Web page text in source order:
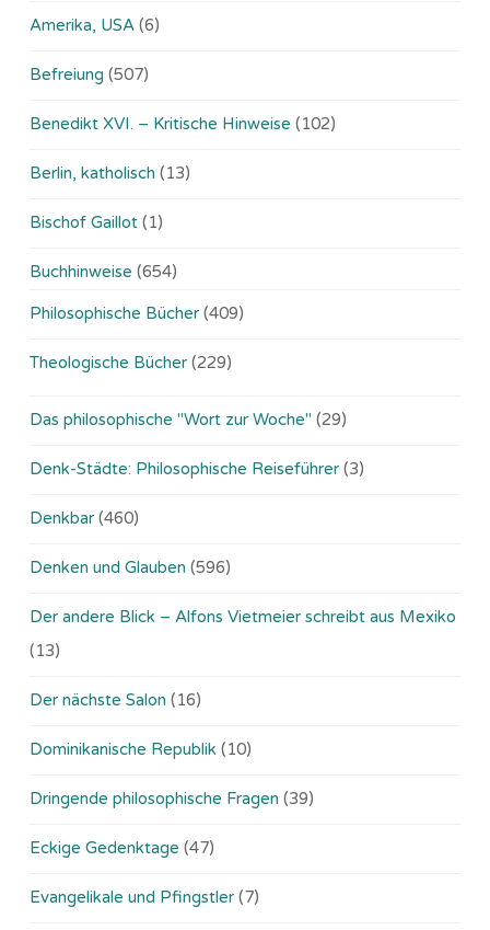
Amerika, USA (6)
Befreiung (507)
Benedikt XVI. – Kritische Hinweise (102)
Berlin, katholisch (13)
Bischof Gaillot (1)
Buchhinweise (654)
Philosophische Bücher (409)
Theologische Bücher (229)
Das philosophische "Wort zur Woche" (29)
Denk-Städte: Philosophische Reiseführer (3)
Denkbar (460)
Denken und Glauben (596)
Der andere Blick – Alfons Vietmeier schreibt aus Mexiko
(13)
Der nächste Salon (16)
Dominikanische Republik (10)
Dringende philosophische Fragen (39)
Eckige Gedenktage (47)
Evangelikale und Pfingstler (7)